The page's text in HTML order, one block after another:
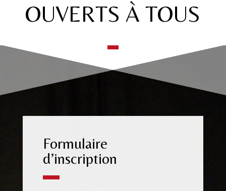
OUVERTS À TOUS
Formulaire
d’inscription